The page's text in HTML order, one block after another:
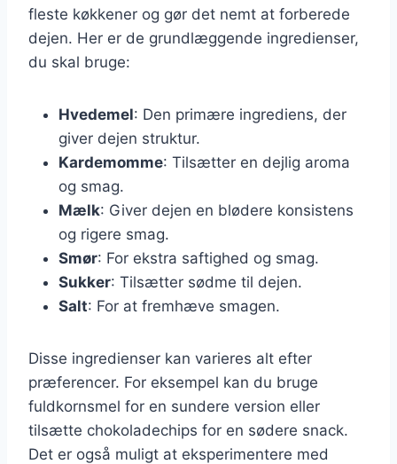
fleste køkkener og gør det nemt at forberede
dejen. Her er de grundlæggende ingredienser,
du skal bruge:
Hvedemel: Den primære ingrediens, der
giver dejen struktur.
Kardemomme: Tilsætter en dejlig aroma
og smag.
Mælk: Giver dejen en blødere konsistens
og rigere smag.
Smør: For ekstra saftighed og smag.
Sukker: Tilsætter sødme til dejen.
Salt: For at fremhæve smagen.
Disse ingredienser kan varieres alt efter
præferencer. For eksempel kan du bruge
fuldkornsmel for en sundere version eller
tilsætte chokoladechips for en sødere snack.
Det er også muligt at eksperimentere med